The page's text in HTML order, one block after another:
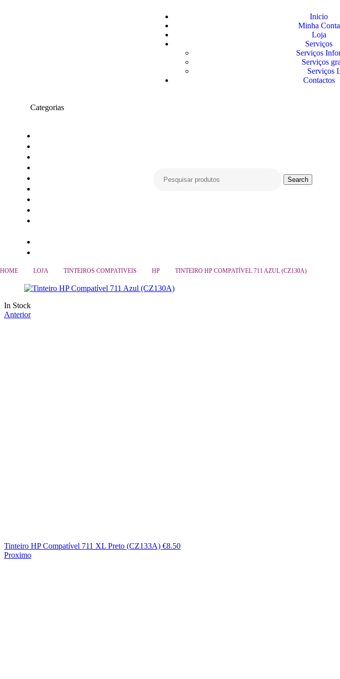
Inicio
Minha Conta
Loja
Serviços
Serviços
Serviços
Serviços
Contactos
Categorias
Search
HOME LOJA TINTEIROS COMPATIVEIS HP TINTEIRO HP COMPATÍVEL 711 AZUL (CZ130A)
In Stock
Anterior
Tinteiro HP Compatível 711 XL Preto (CZ133A) €8.50
Proximo